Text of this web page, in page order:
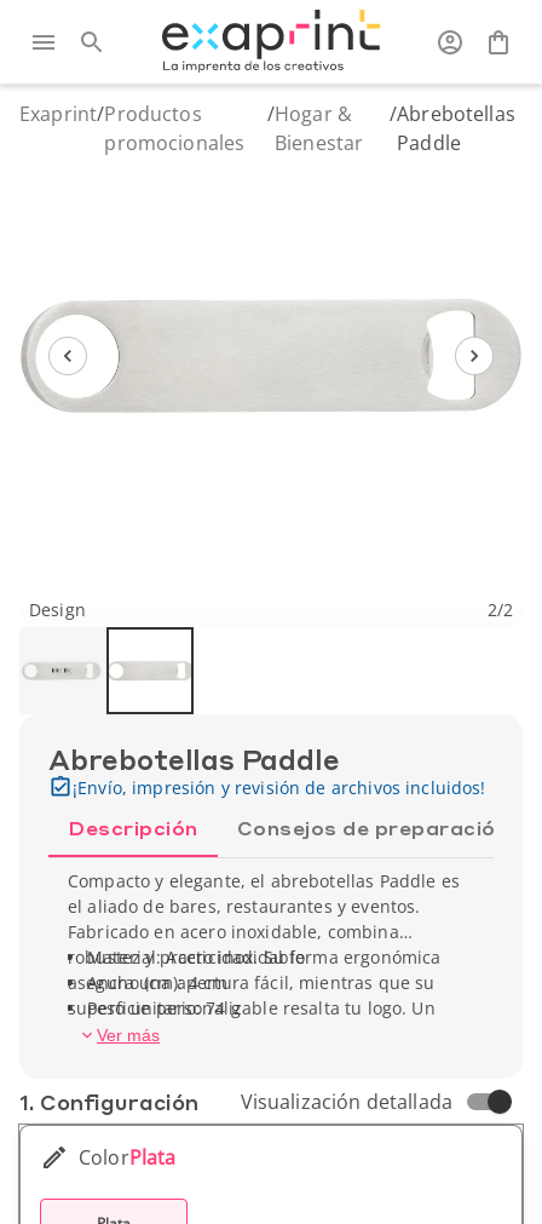
Exaprint/Productos
promocionales
/Hogar &
Bienestar
/Abrebotellas
Paddle
Design 2/2
Abrebotellas Paddle
¡Envío, impresión y revisión de archivos incluidos!
Descripción Consejos de preparación
Compacto y elegante, el abrebotellas Paddle es
el aliado de bares, restaurantes y eventos.
Fabricado en acero inoxidable, combina
robustez y practicidad. Su forma ergonómica
asegura una apertura fácil, mientras que su
superficie personalizable resalta tu logo. Un
objeto útil y duradero que refuerza tu
Material: Acero inoxidable
Ancho (cm): 4 cm
Peso unitario: 74 g
Ver más
1. Conf­iguración Visualización detallada
ColorPlata